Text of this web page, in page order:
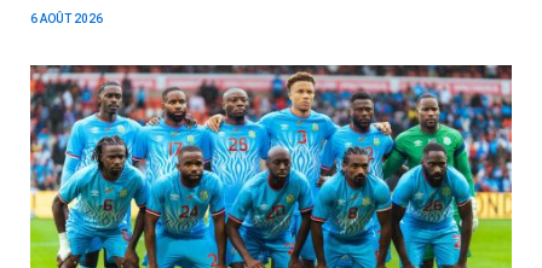
6 AOÛT 2026